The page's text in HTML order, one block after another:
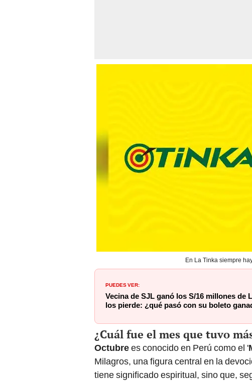
En La Tinka siempre
PUEDES VER:
Vecina de SJL ganó los S/16 millones de
los pierde: ¿qué pasó con su boleto
¿Cuál fue el mes que tuvo
Octubrees conocido en Perú como el '
Milagros, una figura central en la
tiene significado espiritual, sino que,